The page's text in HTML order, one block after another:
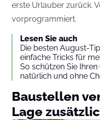
erste Urlauber zurück.
vorprogrammiert.
Lesen Sie auch
Die besten August-
einfache Tricks für
So schützen Sie
natürlich und ohne
Baustellen
Lage